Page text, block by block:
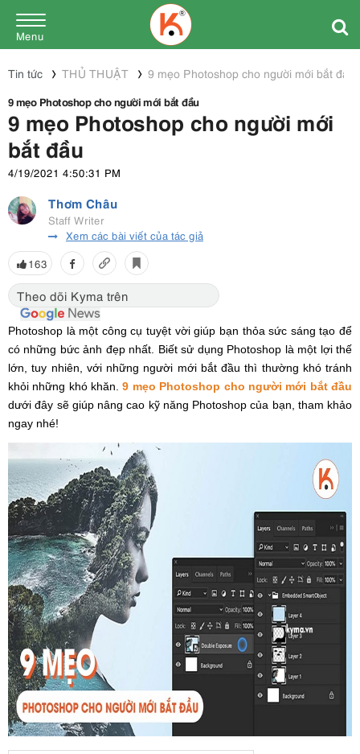
Menu
Tin tức THỦ THUẬT
9 mẹo Photoshop cho người mới bắt đầu
9 mẹo Photoshop cho người mới bắt đầu
9 mẹo Photoshop cho người mới
bắt đầu
4/19/2021 4:50:31 PM
Thơm Châu
Staff Writer
Xem các bài viết của tác giả
163
Theo dõi Kyma trên
Photoshop là một công cụ tuyệt vời giúp bạn thỏa sức sáng tạo để
có những bức ảnh đẹp nhất. Biết sử dụng Photoshop là một lợi thế
lớn, tuy nhiên, với những người mới bắt đầu thì thường khó tránh
khỏi những khó khăn.9 mẹo Photoshop cho người mới bắt đầu
dưới đây sẽ giúp nâng cao kỹ năng Photoshop của bạn, tham khảo
ngay nhé!